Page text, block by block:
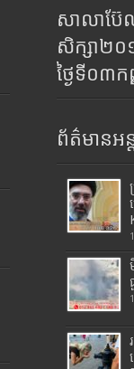
សាលាប៊ែ
សិក្សា២
ថ្ងៃទី០៣
ព័ត៌មានអន្